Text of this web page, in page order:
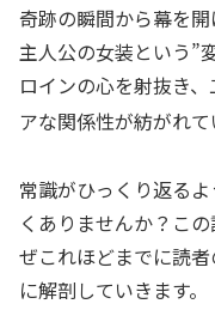
奇跡の瞬間から幕を開
主人公の女装という”
ロインの心を射抜き
アな関係性が紡がれ
常識がひっくり返る
くありませんか？こ
ぜこれほどまでに読
に解剖していきます。